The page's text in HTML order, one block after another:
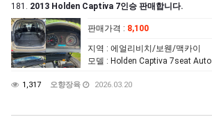
181. 2013 Holden Captiva 7인승 판매합니다.
판매가격 : 8,100
지역 : 에얼리비치/보웬/맥카이
모델 : Holden Captiva 7seat Auto
1,317 오향장육 2026.03.20